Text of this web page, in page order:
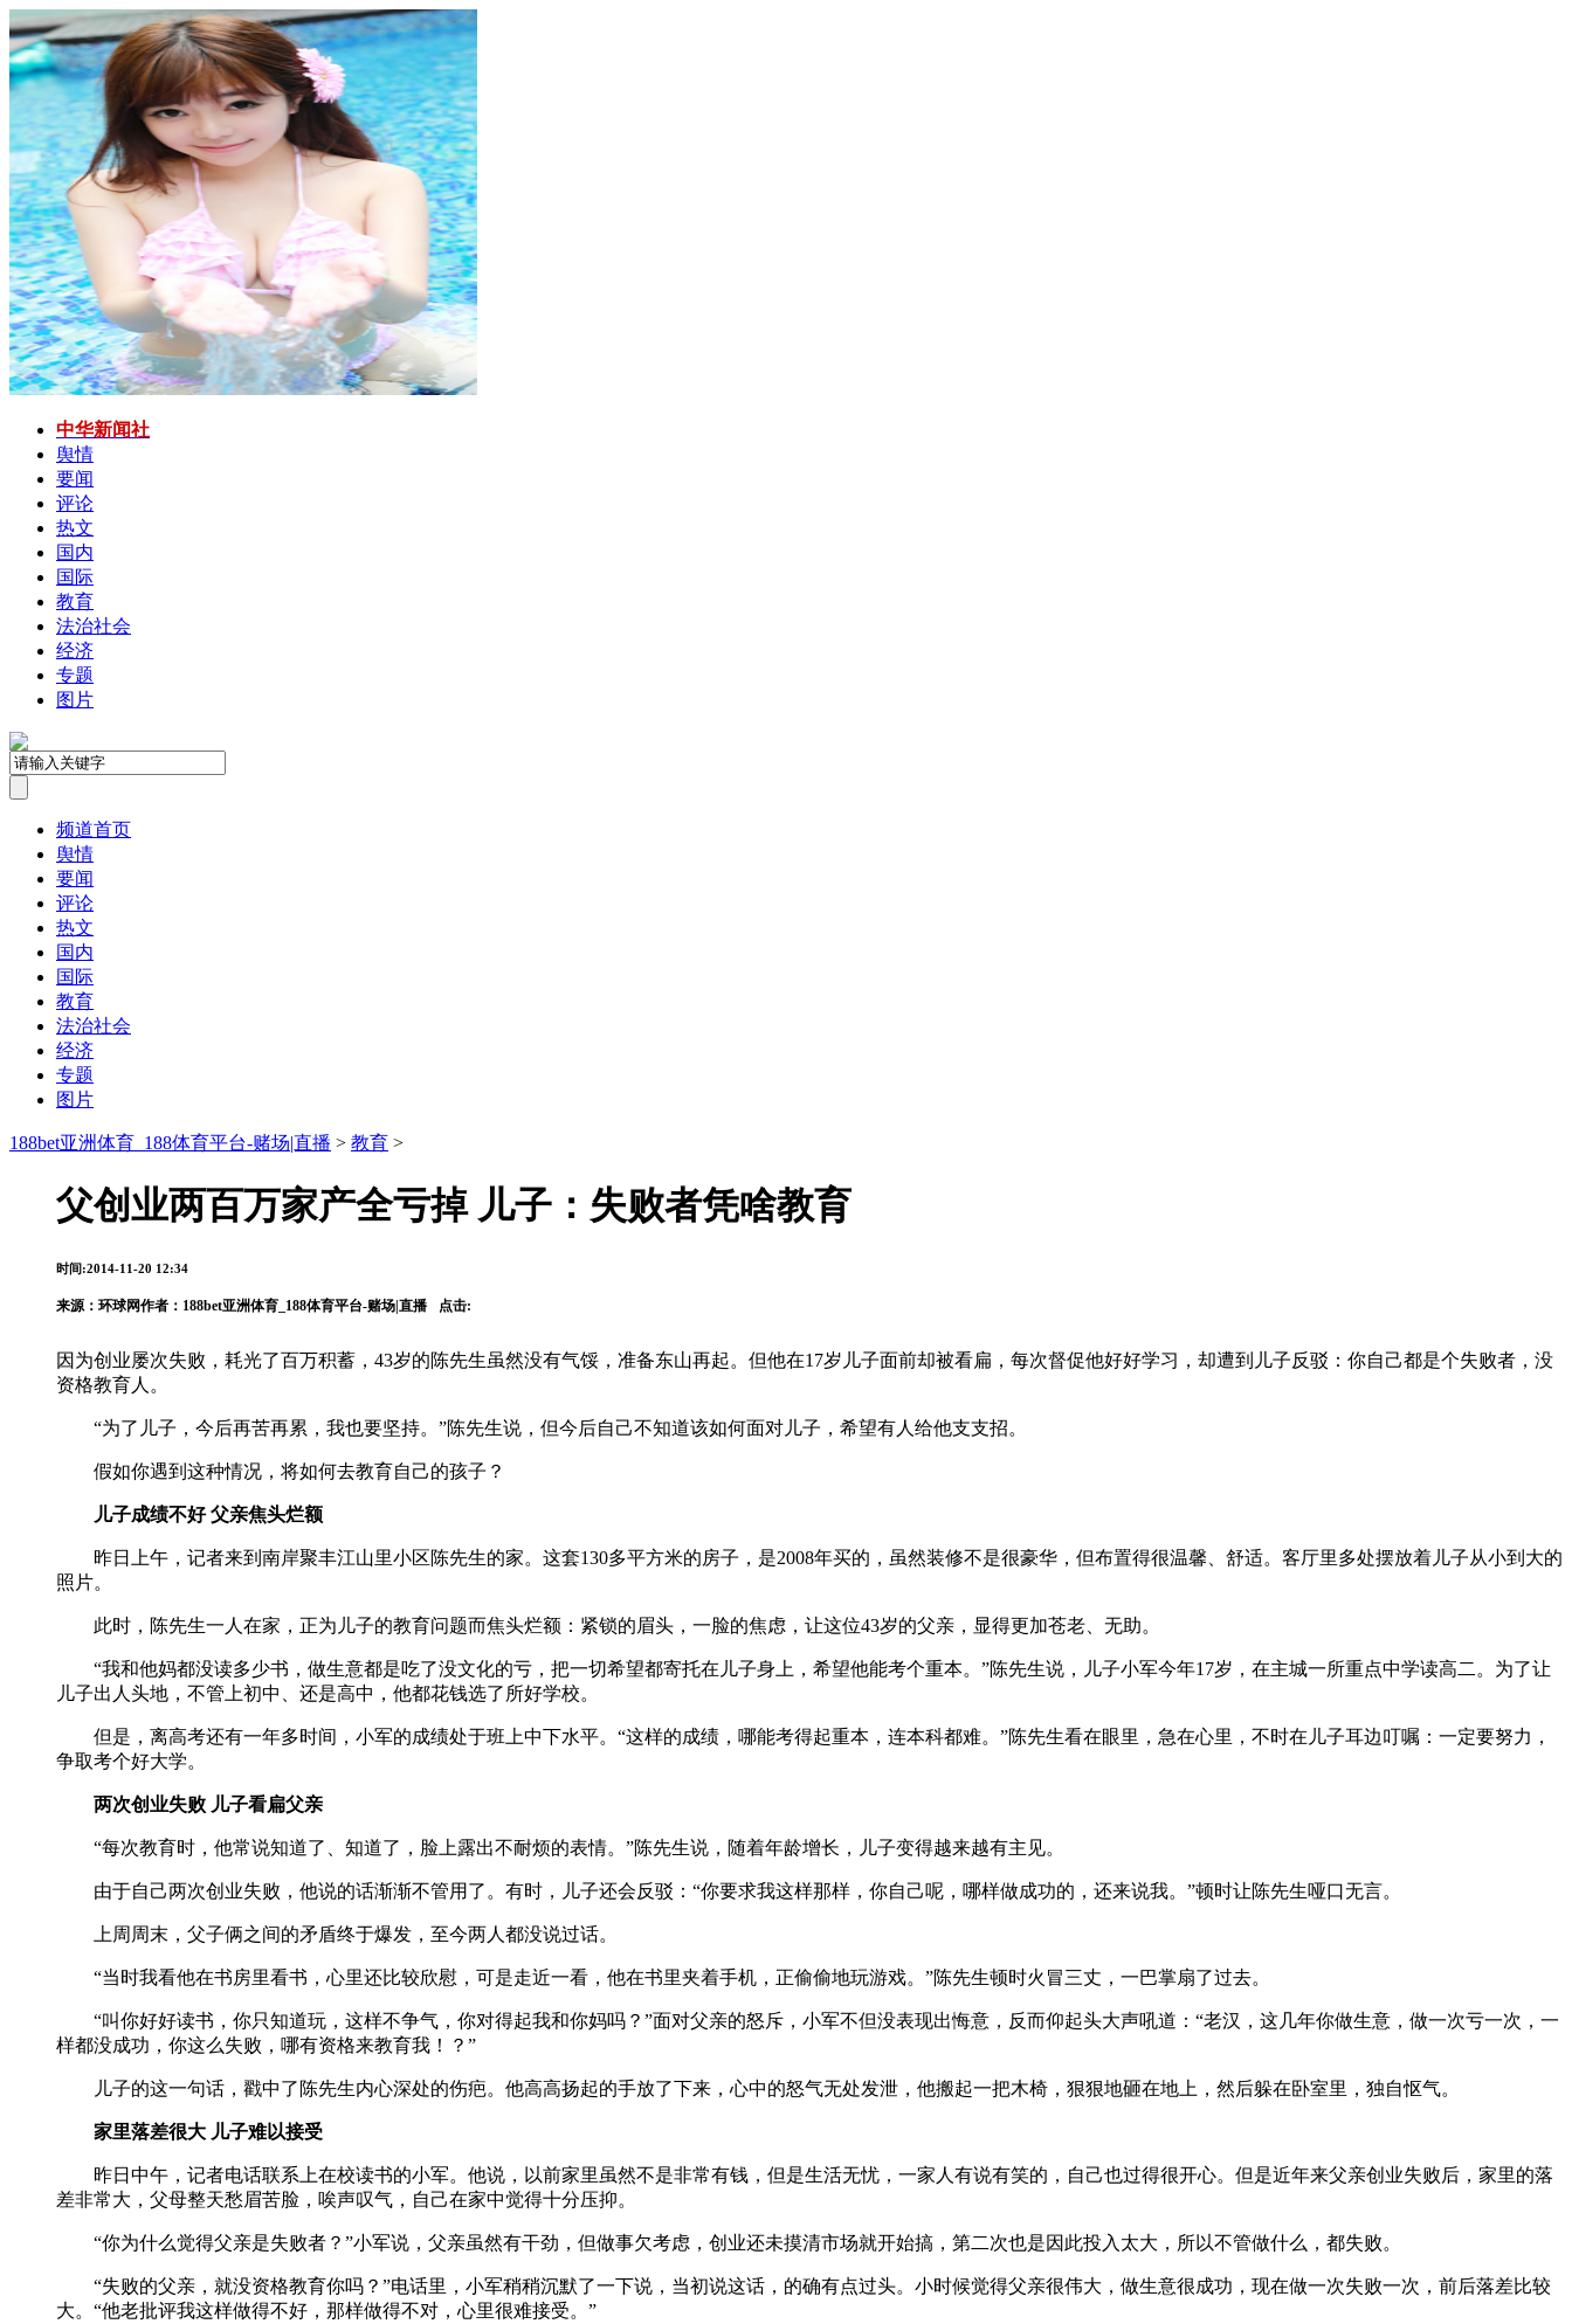
中华新闻社
舆情
要闻
评论
热文
国内
国际
教育
法治社会
经济
专题
图片
频道首页
舆情
要闻
评论
热文
国内
国际
教育
法治社会
经济
专题
图片
188bet亚洲体育_188体育平台-赌场|直播 > 教育 >
父创业两百万家产全亏掉 儿子：失败者凭啥教育
时间:2014-11-20 12:34
来源： 环球网作者：188bet亚洲体育_188体育平台-赌场|直播 点击:
因为创业屡次失败，耗光了百万积蓄，43岁的陈先生虽然没有气馁，准备东山再起。但他在17岁儿子面前却被看扁，每次督促他好好学习，却遭到儿子反驳：你自己都是个失败者，没
资格教育人。
“为了儿子，今后再苦再累，我也要坚持。”陈先生说，但今后自己不知道该如何面对儿子，希望有人给他支支招。
假如你遇到这种情况，将如何去教育自己的孩子？
儿子成绩不好 父亲焦头烂额
昨日上午，记者来到南岸聚丰江山里小区陈先生的家。这套130多平方米的房子，是2008年买的，虽然装修不是很豪华，但布置得很温馨、舒适。客厅里多处摆放着儿子从小到大的
照片。
此时，陈先生一人在家，正为儿子的教育问题而焦头烂额：紧锁的眉头，一脸的焦虑，让这位43岁的父亲，显得更加苍老、无助。
“我和他妈都没读多少书，做生意都是吃了没文化的亏，把一切希望都寄托在儿子身上，希望他能考个重本。”陈先生说，儿子小军今年17岁，在主城一所重点中学读高二。为了让
儿子出人头地，不管上初中、还是高中，他都花钱选了所好学校。
但是，离高考还有一年多时间，小军的成绩处于班上中下水平。“这样的成绩，哪能考得起重本，连本科都难。”陈先生看在眼里，急在心里，不时在儿子耳边叮嘱：一定要努力，
争取考个好大学。
两次创业失败 儿子看扁父亲
“每次教育时，他常说知道了、知道了，脸上露出不耐烦的表情。”陈先生说，随着年龄增长，儿子变得越来越有主见。
由于自己两次创业失败，他说的话渐渐不管用了。有时，儿子还会反驳：“你要求我这样那样，你自己呢，哪样做成功的，还来说我。”顿时让陈先生哑口无言。
上周周末，父子俩之间的矛盾终于爆发，至今两人都没说过话。
“当时我看他在书房里看书，心里还比较欣慰，可是走近一看，他在书里夹着手机，正偷偷地玩游戏。”陈先生顿时火冒三丈，一巴掌扇了过去。
“叫你好好读书，你只知道玩，这样不争气，你对得起我和你妈吗？”面对父亲的怒斥，小军不但没表现出悔意，反而仰起头大声吼道：“老汉，这几年你做生意，做一次亏一次，一
样都没成功，你这么失败，哪有资格来教育我！？”
儿子的这一句话，戳中了陈先生内心深处的伤疤。他高高扬起的手放了下来，心中的怒气无处发泄，他搬起一把木椅，狠狠地砸在地上，然后躲在卧室里，独自怄气。
家里落差很大 儿子难以接受
昨日中午，记者电话联系上在校读书的小军。他说，以前家里虽然不是非常有钱，但是生活无忧，一家人有说有笑的，自己也过得很开心。但是近年来父亲创业失败后，家里的落
差非常大，父母整天愁眉苦脸，唉声叹气，自己在家中觉得十分压抑。
“你为什么觉得父亲是失败者？”小军说，父亲虽然有干劲，但做事欠考虑，创业还未摸清市场就开始搞，第二次也是因此投入太大，所以不管做什么，都失败。
“失败的父亲，就没资格教育你吗？”电话里，小军稍稍沉默了一下说，当初说这话，的确有点过头。小时候觉得父亲很伟大，做生意很成功，现在做一次失败一次，前后落差比较
大。“他老批评我这样做得不好，那样做得不对，心里很难接受。”